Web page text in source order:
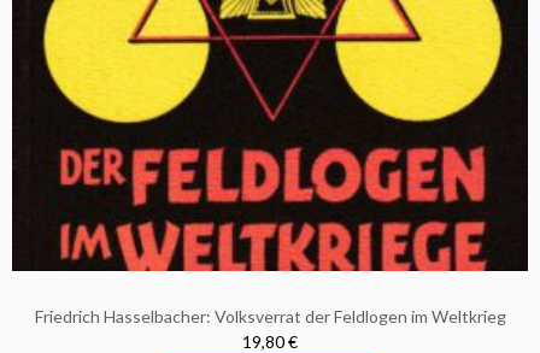
Friedrich Hasselbacher: Volksverrat der Feldlogen im Weltkrieg
19,80 €